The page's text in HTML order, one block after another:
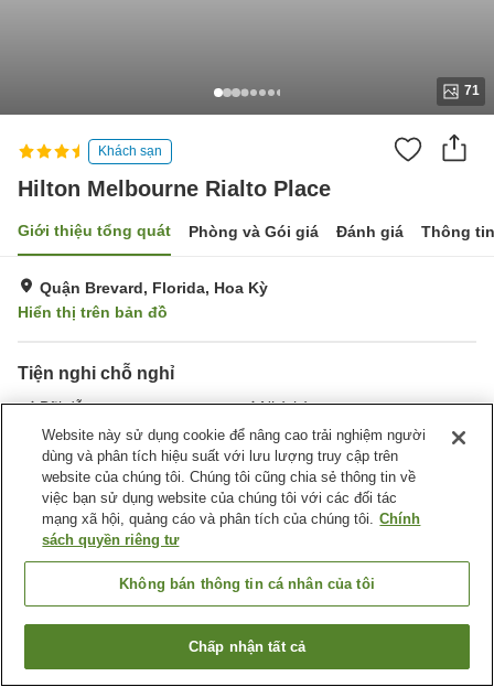
71
Khách sạn
Hilton Melbourne Rialto Place
Giới thiệu tổng quát Phòng và Gói giá Đánh giá Thông
Quận Brevard, Florida, Hoa Kỳ
Hiển thị trên bản đồ
Tiện nghi chỗ nghỉ
Bãi đỗ xe
Nhà hàng
Bar
Giặt ủi
Trang chủ Hoa Kỳ Florida
Quận Brevard
Hilton Melbourne Rialto Place
Tìm phòng trống
Website này sử dụng cookie để nâng cao trải nghiệm người
dùng và phân tích hiệu suất với lưu lượng truy cập trên
website của chúng tôi. Chúng tôi cũng chia sẻ thông tin về
việc bạn sử dụng website của chúng tôi với các đối tác
mạng xã hội, quảng cáo và phân tích của chúng tôi. Chính
sách quyền riêng tư
Không bán thông tin cá nhân của tôi
Chấp nhận tất cả